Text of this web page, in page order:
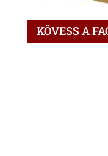
KÖVESS A